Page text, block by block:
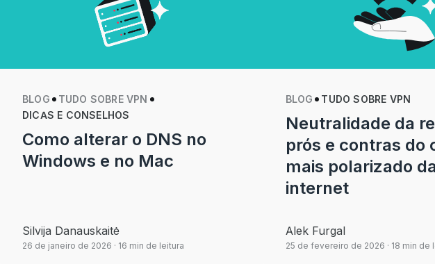
BLOG
TUDO SOBRE VPN
DICAS E CONSELHOS
Como alterar o DNS no
Windows e no Mac
Silvija Danauskaitė
26 de janeiro de 2026 · 16 min de leitura
BLOG TUDO SOBRE VPN
Neutralidade da
prós e contras do
mais polarizado da
internet
Alek Furgal
25 de fevereiro de 2026 · 18 min de